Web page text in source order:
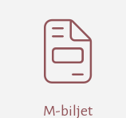

M-biljet